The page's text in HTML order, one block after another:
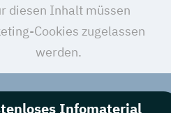
Infomaterial